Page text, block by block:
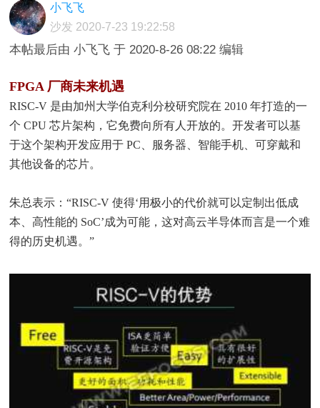
小飞飞
沙发 2020-7-23 19:22:58
本帖最后由 小飞飞 于 2020-8-26 08:22 编辑
FPGA 厂商未来机遇
RISC-V 是由加州大学伯克利分校研究院在 2010 年打造的一
个 CPU 芯片架构，它免费向所有人开放的。开发者可以基
于这个架构开发应用于 PC、服务器、智能手机、可穿戴和
其他设备的芯片。
朱总表示：“RISC-V 使得‘用极小的代价就可以定制出低成
本、高性能的 SoC’成为可能，这对高云半导体而言是一个难
得的历史机遇。”